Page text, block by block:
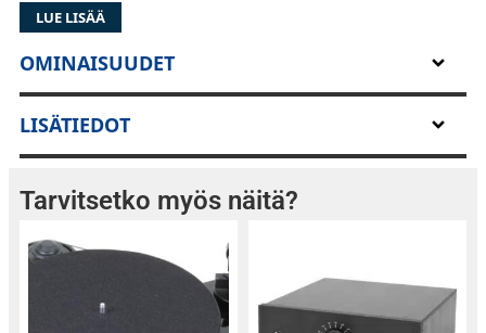
LUE LISÄÄ
OMINAISUUDET
LISÄTIEDOT
Tarvitsetko myös näitä?